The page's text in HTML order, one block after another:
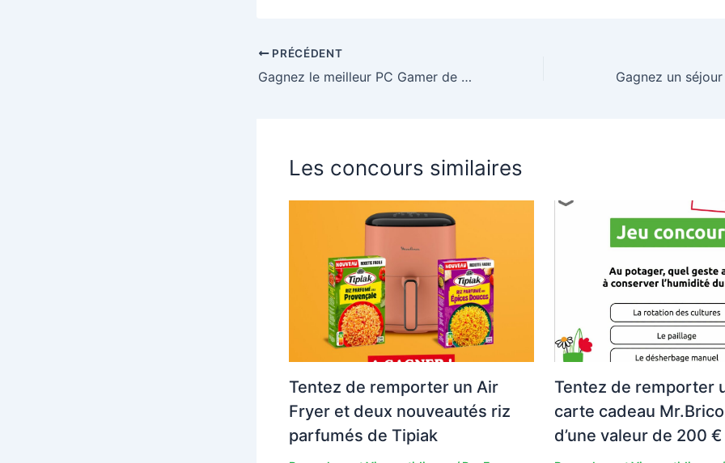
PRÉCÉDENT
Gagnez le meilleur PC Gamer de 2026
Les concours similaires
Tentez de remporter un Air
Fryer et deux nouveautés riz
parfumés de Tipiak
Tentez de remporter
carte cadeau
d’une valeur de 200 €